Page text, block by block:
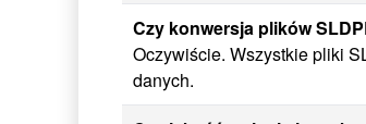
Czy konwersja plików
Oczywiście. Wszystkie pliki
danych.